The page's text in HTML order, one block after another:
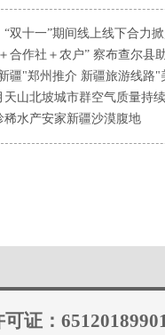
“双十一”期间线上线下合力
合作社＋农户” 察布查尔县
疆"郑州推介 新疆旅游线路
天山北坡城市群空气质量持
稀水产安家新疆沙漠腹地
证：